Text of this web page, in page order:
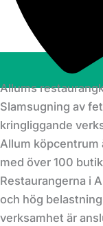
Allums
Slamsugning av
kringliggande
Allum köpcentrum
med över 100
Restaurangerna i
och hög
verksamhet är